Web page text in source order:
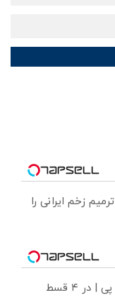
زخم ایرانی را
خرید موبایل با اسنپ پی | در ۴ قسط